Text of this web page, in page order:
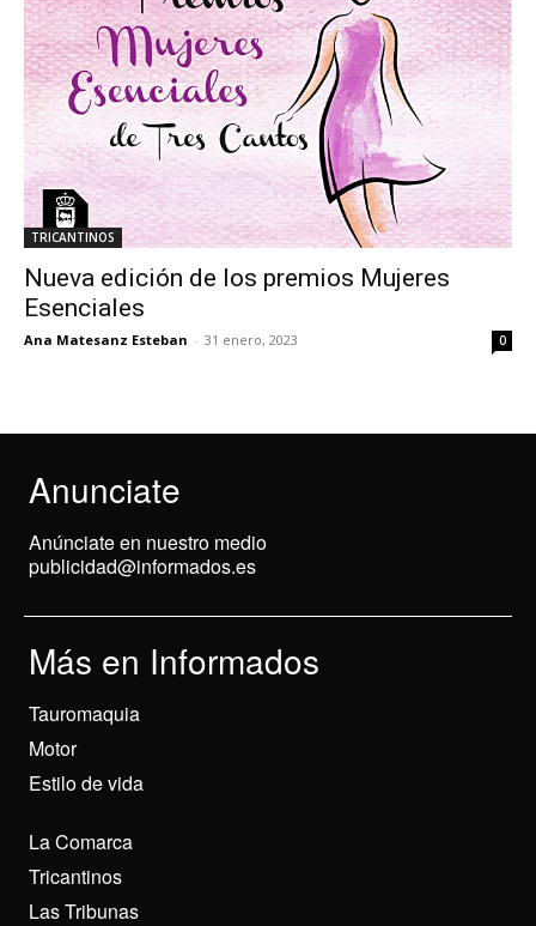
TRICANTINOS
Nueva edición de los premios Mujeres
Esenciales
Ana Matesanz Esteban - 31 enero, 2023 0
Anunciate
Anúnciate en nuestro medio
publicidad@informados.es
Más en Informados
Tauromaquia
Motor
Estilo de vida
La Comarca
Tricantinos
Las Tribunas